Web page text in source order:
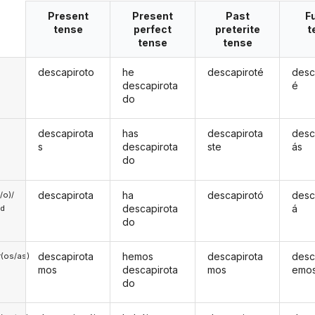
o)/
as)
Present
tense
descapiroto
descapirota
s
descapirota
descapirota
mos
Present
perfect
tense
he
descapirota
do
has
descapirota
do
ha
descapirota
do
hemos
descapirota
do
Past
preterite
tense
descapiroté
descapirota
ste
descapirotó
descapirota
mos
é
ás
á